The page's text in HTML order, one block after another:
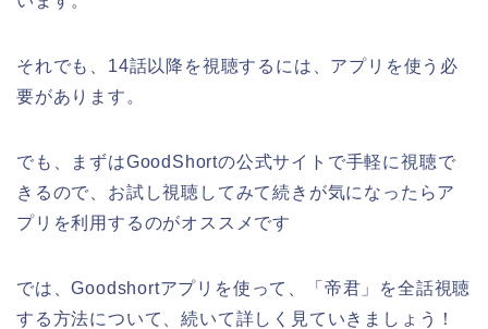
それでも、14話以降を視聴するには、アプリを使う必
要があります。
でも、まずはGoodShortの公式サイトで手軽に視聴で
きるので、お試し視聴してみて続きが気になったらア
プリを利用するのがオススメです
では、Goodshortアプリを使って、「帝君」を全話視聴
する方法について、続いて詳しく見ていきましょう！